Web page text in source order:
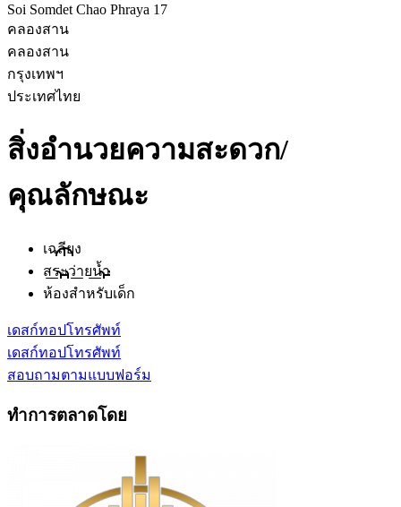
Soi Somdet Chao Phraya 17
คลองสาน
คลองสาน
กรุงเทพฯ
ประเทศไทย
สิ่งอำนวยความสะดวก/
คุณลักษณะ
เฉลียง
สระว่ายน้ำ
ห้องสำหรับเด็ก
เดสก์ทอปโทรศัพท์
เดสก์ทอปโทรศัพท์
สอบถามตามแบบฟอร์ม
ทำการตลาดโดย